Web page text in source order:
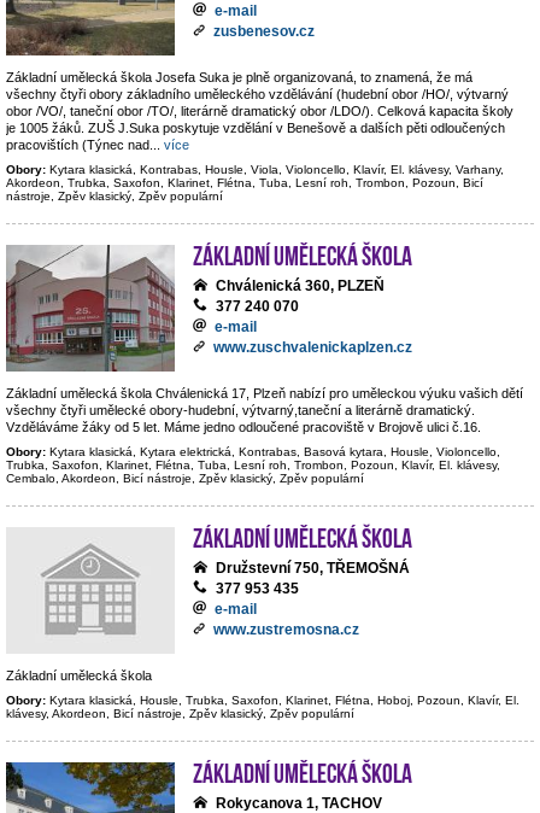
e-mail
zusbenesov.cz
Základní umělecká škola Josefa Suka je plně organizovaná, to znamená, že má
všechny čtyři obory základního uměleckého vzdělávání (hudební obor /HO/, výtvarný
obor /VO/, taneční obor /TO/, literárně dramatický obor /LDO/). Celková kapacita školy
je 1005 žáků. ZUŠ J.Suka poskytuje vzdělání v Benešově a dalších pěti odloučených
pracovištích (Týnec nad
více
Obory: Kytara klasická, Kontrabas, Housle, Viola, Violoncello, Klavír, El. klávesy, Varhany,
Akordeon, Trubka, Saxofon, Klarinet, Flétna, Tuba, Lesní roh, Trombon, Pozoun, Bicí
nástroje, Zpěv klasický, Zpěv populární
Základní umělecká škola
Chválenická 360, PLZEŇ
377 240 070
e-mail
www.zuschvalenickaplzen.cz
Základní umělecká škola Chválenická 17, Plzeň nabízí pro uměleckou výuku vašich dětí
všechny čtyři umělecké obory-hudební, výtvarný,taneční a literárně dramatický.
Vzděláváme žáky od 5 let. Máme jedno odloučené pracoviště v Brojově ulici č.16.
Obory: Kytara klasická, Kytara elektrická, Kontrabas, Basová kytara, Housle, Violoncello,
Trubka, Saxofon, Klarinet, Flétna, Tuba, Lesní roh, Trombon, Pozoun, Klavír, El. klávesy,
Cembalo, Akordeon, Bicí nástroje, Zpěv klasický, Zpěv populární
Základní umělecká škola
Družstevní 750, TŘEMOŠNÁ
377 953 435
e-mail
www.zustremosna.cz
Základní umělecká škola
Obory: Kytara klasická, Housle, Trubka, Saxofon, Klarinet, Flétna, Hoboj, Pozoun, Klavír, El.
klávesy, Akordeon, Bicí nástroje, Zpěv klasický, Zpěv populární
Základní umělecká škola
Rokycanova 1, TACHOV